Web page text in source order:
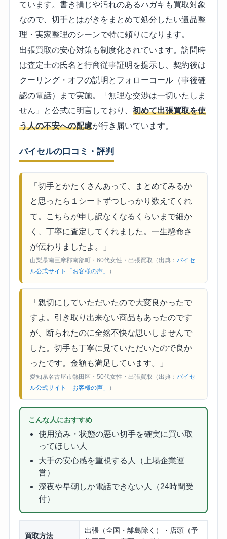
ています。書き損じや汚れのあるハガキも買取対象
なので、切手とはがきをまとめて処分したい遺品整
理・実家整理のシーンで特に頼りになります。
出張買取の安心対策も制度化されています。訪問時
は査定士の氏名と行商従事証明を提示し、契約後は
クーリング・オフの説明とフォローコール（事後確
認の電話）まで実施。「無理な交渉は一切いたしま
せん」と公式に明言しており、 初めて出張買取を使
う人の不安への配慮が行き届いています。
バイセルの口コミ・評判
「切手とかたくさんあって、まとめてみるか
と思ったら１シートずつしっかり数えてくれ
て。こちらが申し訳なくなるくらいまで細か
く、丁寧に査定してくれました。一生懸命さ
が伝わりましたよ。」
山梨県南巨摩郡南部町・60代女性・出張買取（出典： バイセ
ル公式サイト「お客様の声」
）
「親切にしていただいたので大変良かったで
すよ。引き取り出来ない商品もあったのです
が、断られたのに全然不快な思いしませんで
した。切手も丁寧に見ていただいたので良か
ったです。金額も満足しています。」
愛知県名古屋市熱田区・50代女性・出張買取（出典： バイセ
ル公式サイト「お客様の声」
）
こんな人におすすめ
使用済み・状態の悪い切手を確実に買い取
ってほしい人
大手の安心感を重視する人（上場企業運
営）
深夜や早朝しか電話できない人（24時間受
付）
買取方法
出張（全国・離島除く）・店頭（予